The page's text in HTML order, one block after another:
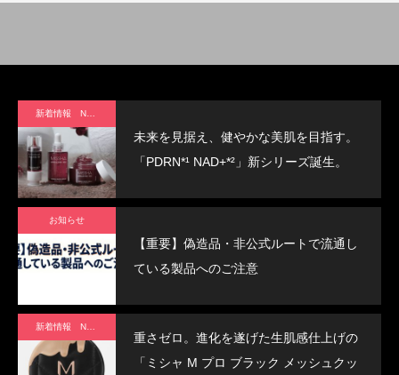
未来を見据え、健やかな美肌を目指す。
「PDRN*¹ NAD+*²」新シリーズ誕生。
お知らせ
【重要】偽造品・非公式ルートで流通し
ている製品へのご注意
重さゼロ。進化を遂げた生肌感仕上げの
「ミシャ M プロ ブラック メッシュクッ